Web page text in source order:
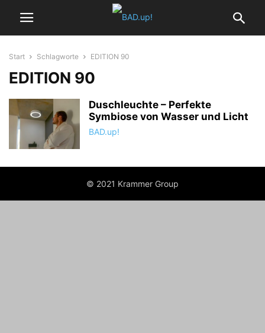
Start Schlagworte EDITION 90
EDITION 90
Duschleuchte – Perfekte
Symbiose von Wasser und Licht
BAD.up!
© 2021 Krammer Group